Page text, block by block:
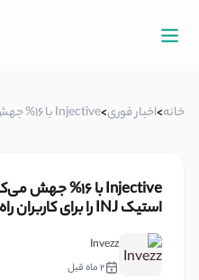
خانه>اخبار فوری>Injective با 16% جهش می‌کند در حالی که Binance US ...
استیک INJ را برای کاربران راه‌اندازی می‌کند
Invezz
2 ماه قبل